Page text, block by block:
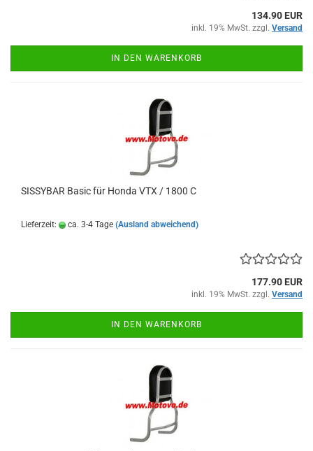
134.90 EUR
inkl. 19% MwSt. zzgl. Versand
IN DEN WARENKORB
SISSYBAR Basic für Honda VTX / 1800 C
Lieferzeit: ca. 3-4 Tage (Ausland abweichend)
177.90 EUR
inkl. 19% MwSt. zzgl. Versand
IN DEN WARENKORB